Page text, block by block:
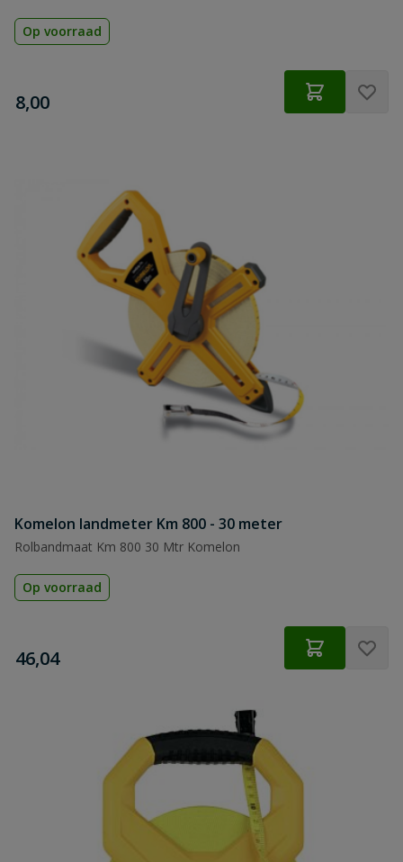
Op voorraad
€
8,00
Komelon landmeter Km 800 - 30 meter
Rolbandmaat Km 800 30 Mtr Komelon
Op voorraad
€
46,04